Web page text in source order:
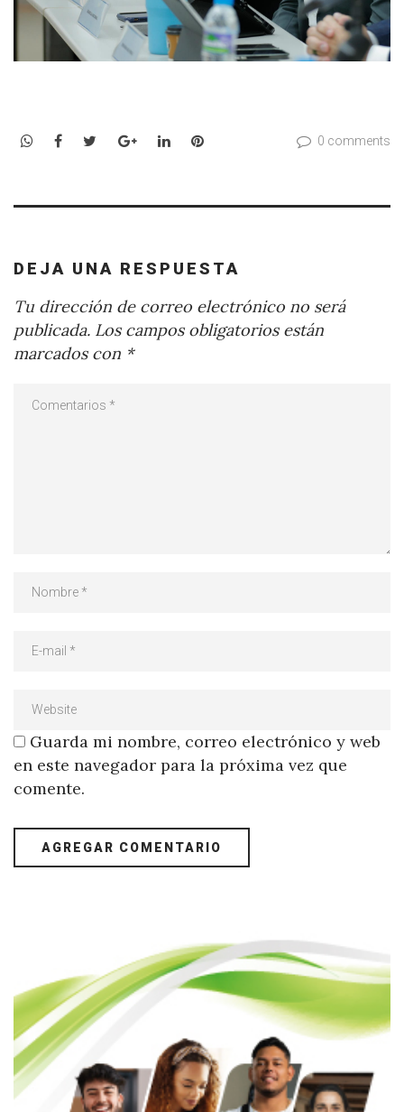
WhatsApp
Facebook
TwitterGoogle+LinkedInPinterest 0 comments
DEJA UNA RESPUESTA
Tu dirección de correo electrónico no será
publicada. Los campos obligatorios están
marcados con *
Guarda mi nombre, correo electrónico y web
en este navegador para la próxima vez que
comente.